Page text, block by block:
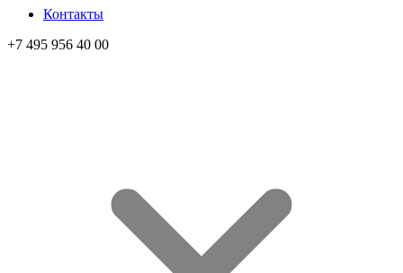
Контакты
+7 495 956 40 00